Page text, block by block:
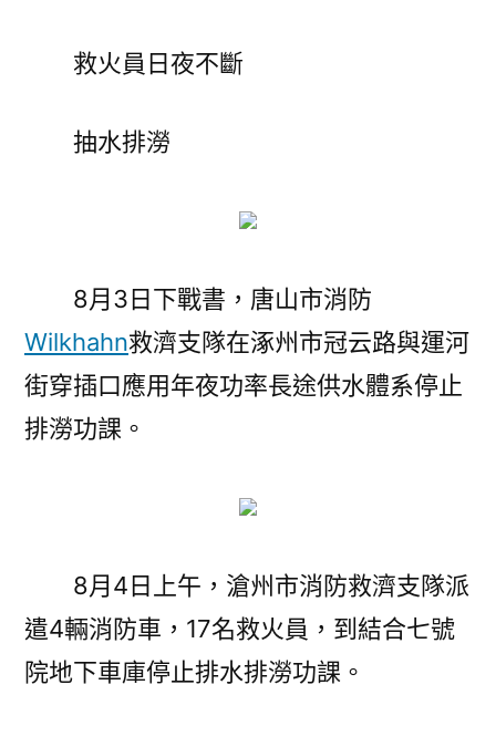
救火員日夜不斷
抽水排澇
8月3日下戰書，唐山市消防
Wilkhahn救濟支隊在涿州市冠云路與運河
街穿插口應用年夜功率長途供水體系停止
排澇功課。
8月4日上午，滄州市消防救濟支隊派
遣4輛消防車，17名救火員，到結合七號
院地下車庫停止排水排澇功課。